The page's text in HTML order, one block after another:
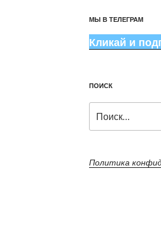
МЫ В ТЕЛЕГРАМ
Кликай и
ПОИСК
Политика